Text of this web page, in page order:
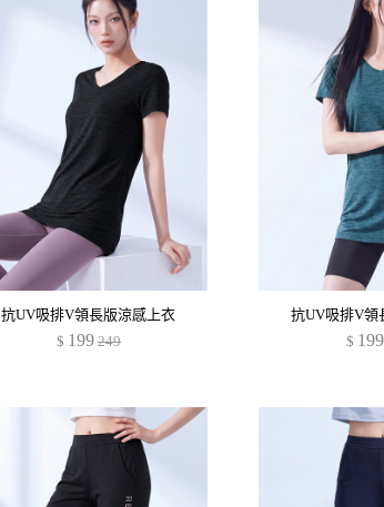
抗UV吸排V領長版涼感上衣
$ 199 249
抗UV吸排V領
$ 199